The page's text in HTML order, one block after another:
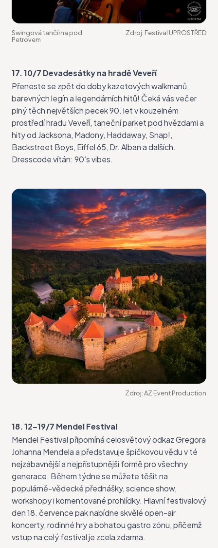
Swingová tančírna pod
Petrovem
Zdroj: Festival UPROSTŘED
17. 10/7 Devadesátky na hradě Veveří
Přeneste se zpět do doby kazetových walkmanů,
barevných legín a legendárních hitů! Čeká vásvečer
plný těch největších pecek 90. letv kouzelném
prostředí hradu Veveří, taneční parket pod hvězdami a
hity od Jacksona, Madony, Haddaway, Snap!,
Backstreet Boys, Eiffel 65, Dr. Alban a dalších.
Dresscode vítán: 90’s vibes.
Zdroj:AZ Event Production
18. 12–19/7 Mendel Festival
Mendel Festivalpřipomíná celosvětový odkaz Gregora
Johanna Mendela a představuje špičkovou vědu v té
nejzábavnější a nejpřístupnější formě pro všechny
generace. Během týdne se můžete těšit na
populárně-vědecké přednášky, science show,
workshopy i komentované prohlídky. Hlavní festivalový
den 18. července pak nabídne skvělé open-air
koncerty, rodinné hry a bohatou gastro zónu, přičemž
vstup na celý festival je zcela zdarma.